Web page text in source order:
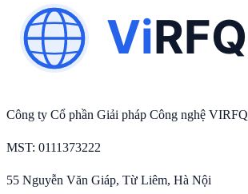
Công ty Cổ phần Giải pháp Công nghệ VIRFQ
MST: 0111373222
55 Nguyễn Văn Giáp, Từ Liêm, Hà Nội